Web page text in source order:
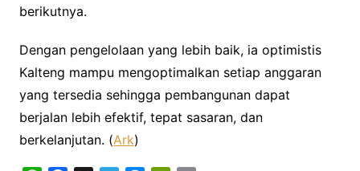
berikutnya.
Dengan pengelolaan yang lebih baik, ia optimistis
Kalteng mampu mengoptimalkan setiap anggaran
yang tersedia sehingga pembangunan dapat
berjalan lebih efektif, tepat sasaran, dan
berkelanjutan. (Ark)